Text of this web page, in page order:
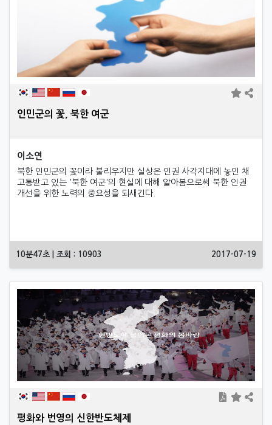
인민군의 꽃, 북한 여군
이소연
북한 인민군의 꽃이라 불리우지만 실상은 인권 사각지대에 놓인 채
고통받고 있는 '북한 여군'의 현실에 대해 알아봄으로써 북한 인권
개선을 위한 노력의 중요성을 되새긴다.
10분47초 | 조회 : 10903 2017-07-19
평화와 번영의 신한반도체제